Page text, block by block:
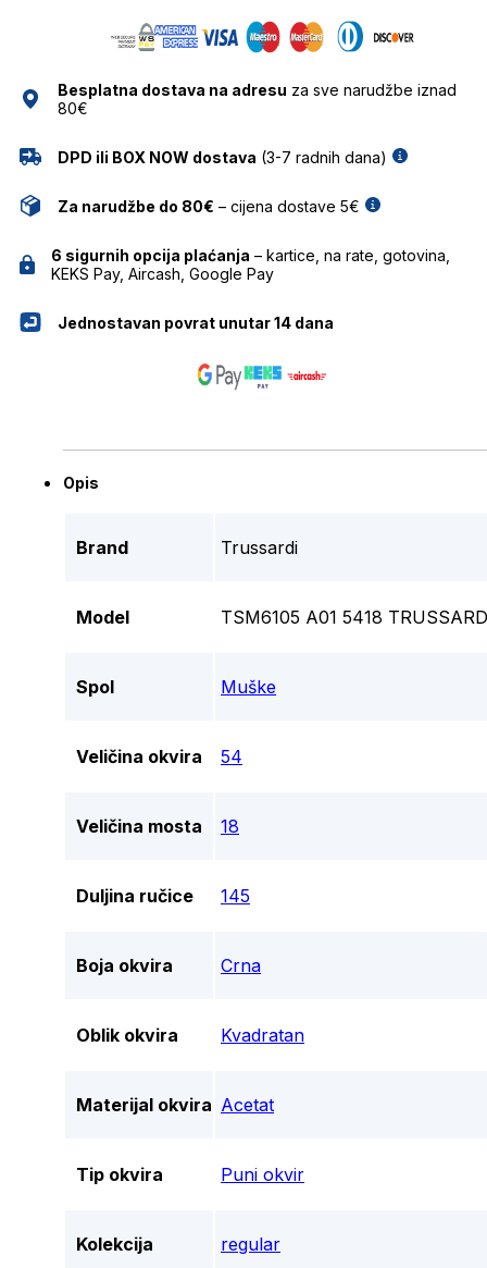
Besplatna dostava na adresu za sve narudžbe iznad
80€
DPD ili BOX NOW dostava (3-7 radnih dana)
Za narudžbe do 80€ – cijena dostave 5€
6 sigurnih opcija plaćanja – kartice, na rate, gotovina,
KEKS Pay, Aircash, Google Pay
Jednostavan povrat unutar 14 dana
Opis
Brand Trussardi
Model TSM6105 A01 5418
Spol Muške
Veličina okvira 54
Veličina mosta 18
Duljina ručice 145
Boja okvira Crna
Oblik okvira Kvadratan
Materijal okvira Acetat
Tip okvira Puni okvir
Kolekcija regular